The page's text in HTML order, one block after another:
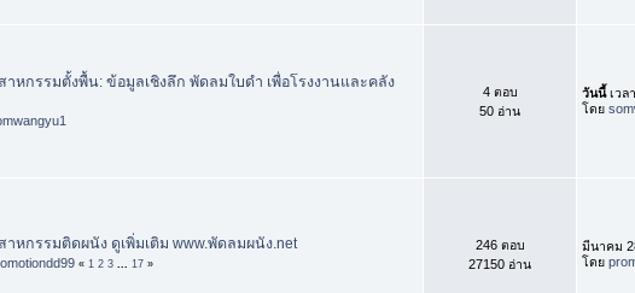
หกรรมตั้งพื้น: ข้อมูลเชิงลึก พัดลมใบดำ เพื่อโรงงานและคลัง
4 ตอบ
50 อ่าน
วันนี้เวล
โดย
หกรรมติดผนัง ดูเพิ่มเติม www.พัดลมผนัง.net
« 1 2 3 17 »
246 ตอบ
27150 อ่าน
มีนาคม
โดย